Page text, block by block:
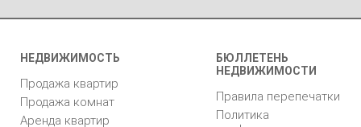
НЕДВИЖИМОСТЬ
Продажа квартир
Продажа комнат
Аренда квартир
БЮЛЛЕТЕНЬ
НЕДВИЖИМОСТИ
Правила перепечатки
Политика